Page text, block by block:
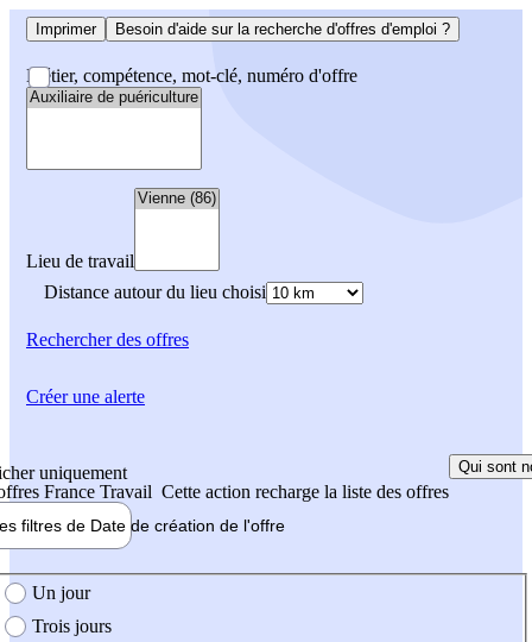
Imprimer Besoin d'aide sur la recherche d'offres d'emploi ?
Métier, compétence, mot-clé, numéro d'offre
Lieu de travail
Distance autour du lieu choisi
Rechercherdes offres
uniquement
France Travail Cette action recharge la liste des offres
Qui sont
filtres de Date de création de l'offre
création de l'offre
Un jour
Trois jours
Créer une alerte